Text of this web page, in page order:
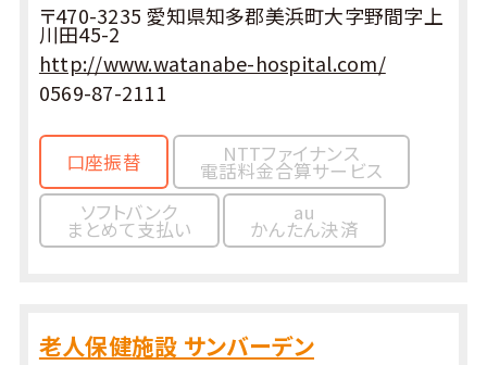
〒470-3235 愛知県知多郡美浜町大字野間字上
川田45-2
http://www.watanabe-hospital.com/
0569-87-2111
口座振替 NTTファイナンス
電話料金合算サービス
ソフトバンク
まとめて支払い
au
かんたん決済
老人保健施設 サンバーデン